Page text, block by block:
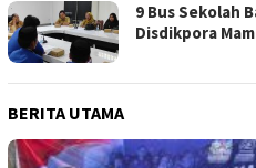
9 Bus Sekolah
Disdikpora
BERITA UTAMA